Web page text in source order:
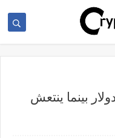
90 ألف دولار بينما ينتعش